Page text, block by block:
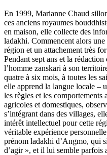
Laheurte Marielle
Lamotte Aymeric
Lanni Dominique
Lanouguère-
Lantz François
Lautier-Gaud Jean
Le Maître Anne
Leblanc
Leblay Julien
Lebrun Alain
Lefèvre David
Lelièvre Olivier
Lemire Olivier
Lemonnier Philippe
Lobo Éric
Lodoidamba
En 1999, Marianne Chaud
ces anciens royaumes
en maison, elle collecte des
ladakhi. Commencent alors
région et un attachement très
Pendant sept ans et la
l’homme zanskari à son
quatre à six mois, à toutes les
elle apprend la langue locale –
les règles et les
agricoles et domestiques,
s’intégrant dans des villages,
intérêt intellectuel pour cette
véritable expérience
prénom ladakhi d’Angmo, qui
d’agir », et il lui semble